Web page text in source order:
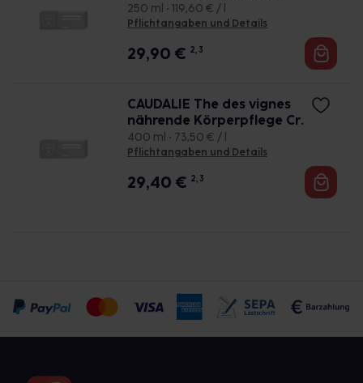
250 ml • 119,60 € / l
Pflichtangaben und Details
29,90 € 2, 3
CAUDALIE The des vignes
nährende Körperpflege Cr.
400 ml • 73,50 € / l
Pflichtangaben und Details
29,40 € 2, 3